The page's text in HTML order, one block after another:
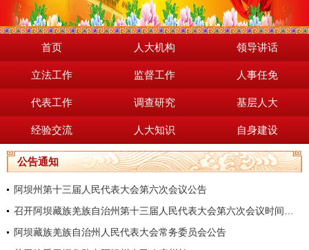
首页 人大机构 领导讲话
立法工作 监督工作 人事任免
代表工作 调查研究 基层人大
经验交流 人大知识 自身建设
公告通知
阿坝州第十三届人民代表大会第六次会议公告
阿坝藏族羌族自治州人民代表大会常务委员会公告